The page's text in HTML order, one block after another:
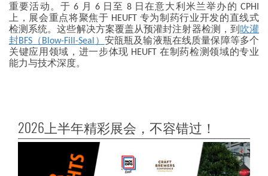
重要活动。于 6 月 6 日至 8 日在意大利米兰举办的 CPHI
上，展会重点将聚焦于 HEUFT 专为制药行业开发的直线式
检测系统。这些解决方案覆盖从预灌封注射器检测，到吹灌
封BFS （Blow-Fill-Seal ） 安瓿瓶及输液瓶在线质量保障等多个
关键应用领域，进一步体现 HEUFT 在制药检测领域的专业
能力与技术深度。
2026上半年精彩展会，不容错过！